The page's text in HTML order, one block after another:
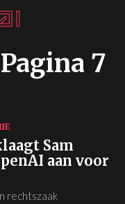
7
Sam
aan voor
rechtszaak